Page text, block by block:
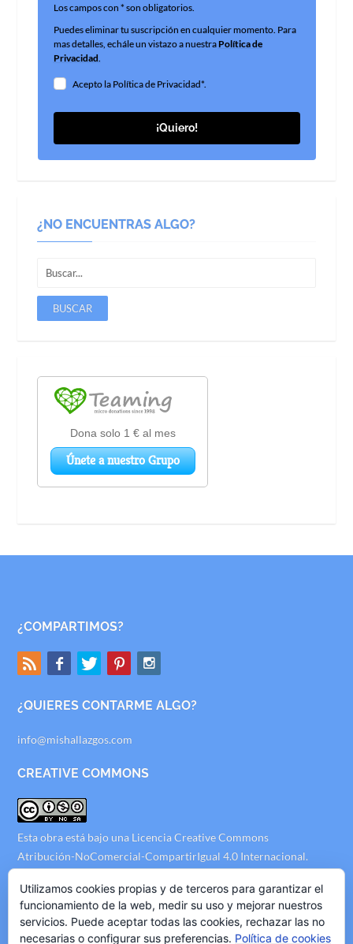
Los campos con * son obligatorios.
Puedes eliminar tu suscripción en cualquier momento. Para
mas detalles, echále un vistazo a nuestraPolítica de
Privacidad.
Acepto la Política de Privacidad*.
¡Quiero!
¿NO ENCUENTRAS ALGO?
¿COMPARTIMOS?
¿QUIERES CONTARME ALGO?
info@mishallazgos.com
CREATIVE COMMONS
Esta obra está bajo una Licencia Creative Commons
Atribución-NoComercial-CompartirIgual 4.0 Internacional.
AVISO LEGAL
Politica de Privacidad
Utilizamos cookies propias y de terceros para garantizar el
funcionamiento de la web, medir su uso y mejorar nuestros
servicios. Puede aceptar todas las cookies, rechazar las no
necesarias o configurar sus preferencias. Política de cookies